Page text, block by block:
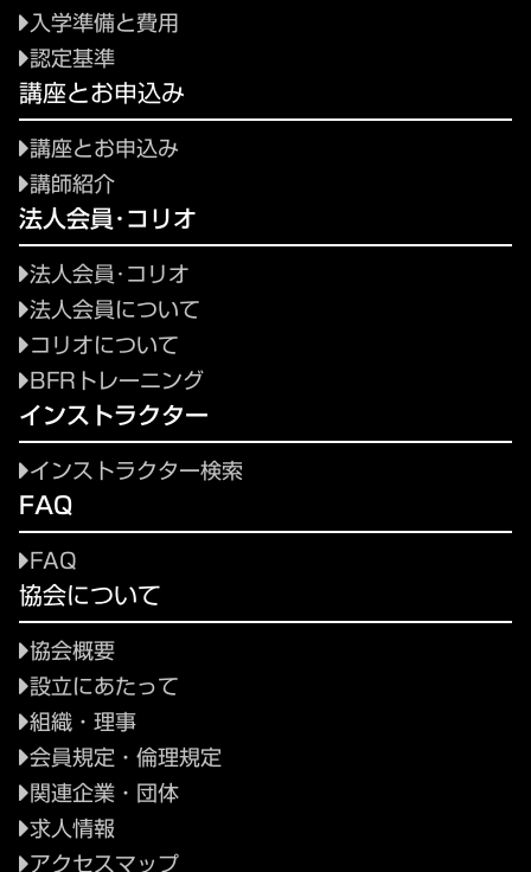
入学準備と費用
認定基準
講座とお申込み
講座とお申込み
講師紹介
法人会員･コリオ
法人会員･コリオ
法人会員について
コリオについて
BFRトレーニング
インストラクター
インストラクター検索
FAQ
FAQ
協会について
協会概要
設立にあたって
組織・理事
会員規定・倫理規定
関連企業・団体
求人情報